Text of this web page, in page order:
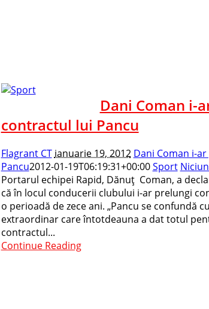
Dani Coman i-
contractul lui Pancu
Flagrant CT ianuarie 19, 2012 Dani Coman i-
Pancu2012-01-19T06:19:31+00:00 Sport
Portarul echipei Rapid, Dănuţ Coman, a
că în locul conducerii clubului i-ar prelungi
o perioadă de zece ani. „Pancu se confundă
extraordinar care întotdeauna a dat totul
contractul...
Continue Reading